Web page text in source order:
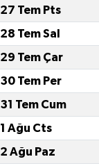
27 Tem Pts
28 Tem Sal
29 Tem Çar
30 Tem Per
31 Tem Cum
1 Ağu Cts
2 Ağu Paz